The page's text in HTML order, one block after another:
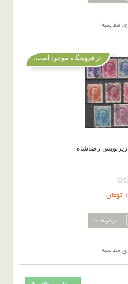
مقایسه
رضاشاه
توضیحات
در فروشگاه موجود است.
مقایسه